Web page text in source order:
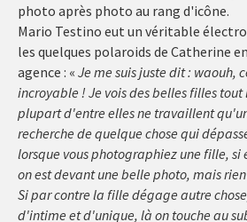
photo après photo au rang d'icône.
Mario Testino eut un véritable
les quelques polaroids de Catherine
agence : « Je me suis juste dit : waouh,
incroyable ! Je vois des belles filles
plupart d'entre elles ne travaillent
recherche de quelque chose qui
lorsque vous photographiez une fille, si
on est devant une belle photo, mais
Si par contre la fille dégage autre
d'intime et d'unique, là on touche au